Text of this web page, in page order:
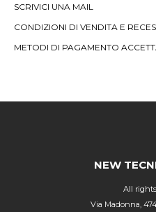
SCRIVICI UNA MAIL
CONDIZIONI DI VENDITA E
METODI DI PAGAMENTO
NEW
All
Via Madonna,